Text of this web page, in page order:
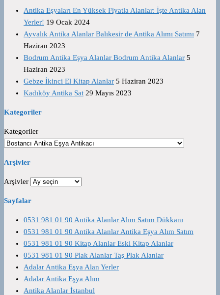
Antika Eşyaları En Yüksek Fiyatla Alanlar: İşte Antika Alan
Yerler! 19 Ocak 2024
Ayvalık Antika Alanlar Balıkesir de Antika Alımı Satımı 7
Haziran 2023
Bodrum Antika Eşya Alanlar Bodrum Antika Alanlar 5
Haziran 2023
Gebze İkinci El Kitap Alanlar 5 Haziran 2023
Kadıköy Antika Sat 29 Mayıs 2023
Kategoriler
Kategoriler
Arşivler
Arşivler
Sayfalar
0531 981 01 90 Antika Alanlar Alım Satım Dükkanı
0531 981 01 90 Antika Alanlar Antika Eşya Alım Satım
0531 981 01 90 Kitap Alanlar Eski Kitap Alanlar
0531 981 01 90 Plak Alanlar Taş Plak Alanlar
Adalar Antika Eşya Alan Yerler
Adalar Antika Eşya Alım
Antika Alanlar İstanbul